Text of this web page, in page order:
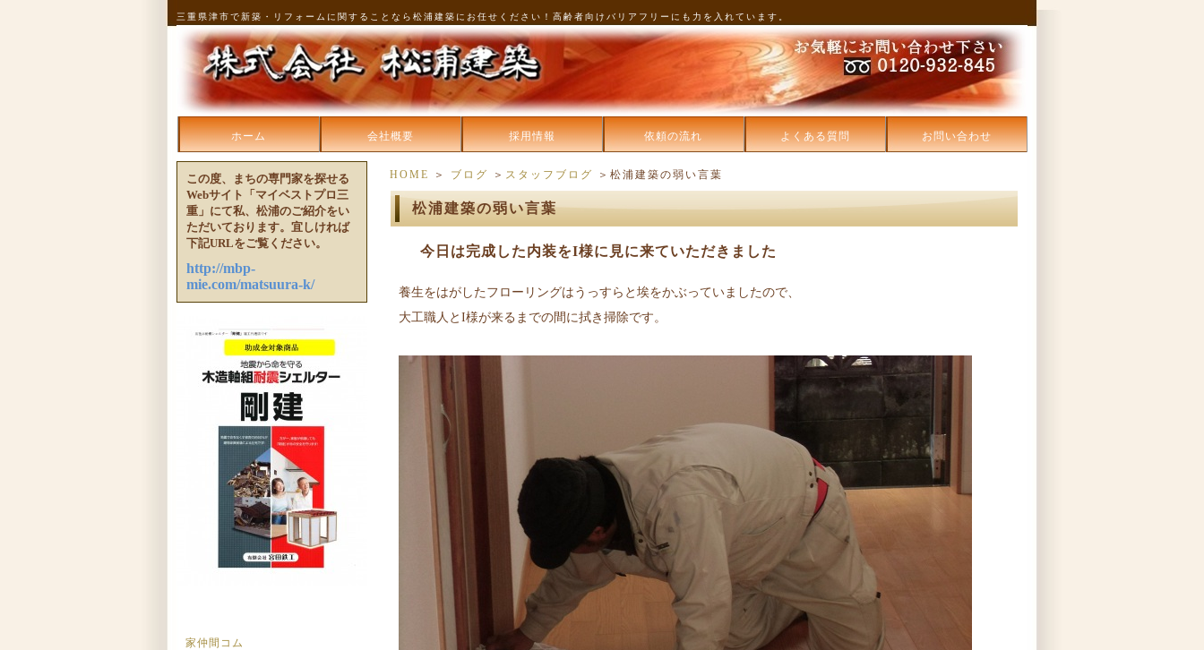
三重県津市で新築・リフォームに関することなら松浦建築にお任せください！高齢者向けバリアフリーにも力を入れています。
ホーム 会社概要 採用情報 依頼の流れ よくある質問 お問い合わせ
HOME ＞ ブログ ＞ スタッフブログ ＞松浦建築の弱い言葉
松浦建築の弱い言葉
今日は完成した内装をI様に見に来ていただきました
養生をはがしたフローリングはうっすらと埃をかぶっていましたので、
大工職人とI様が来るまでの間に拭き掃除です。
この度、まちの専門家を探せる
Webサイト「マイベストプロ三
重」にて私、松浦のご紹介をい
ただいております。宜しければ
下記URLをご覧ください。
http://mbp-
mie.com/matsuura-k/
家仲間コム